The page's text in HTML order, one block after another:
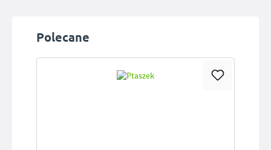
Pomiń galerię produktów
Polecane